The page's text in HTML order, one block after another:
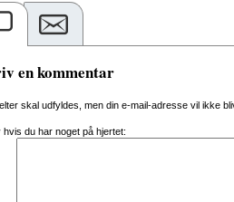
en kommentar
skal udfyldes, men din e-mail-adresse vil ikke
hvis du har noget på hjertet: